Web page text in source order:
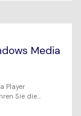
AI
Media
Player
Sie die